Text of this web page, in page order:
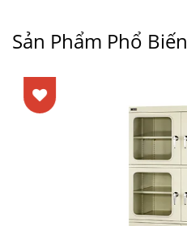
Sản Phẩm Phổ Biến